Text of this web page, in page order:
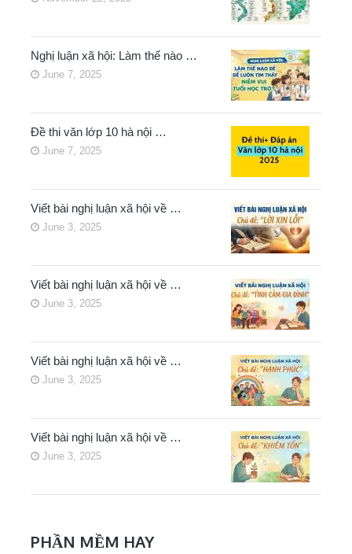
Nghị luận xã hội: Làm thế nào …
June 7, 2025
Đề thi văn lớp 10 hà nội …
June 7, 2025
Viết bài nghị luận xã hội về …
June 3, 2025
Viết bài nghị luận xã hội về …
June 3, 2025
Viết bài nghị luận xã hội về …
June 3, 2025
Viết bài nghị luận xã hội về …
June 3, 2025
PHẦN MỀM HAY